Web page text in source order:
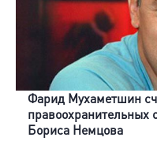
Фарид Мухаметшин
правоохранительных
Бориса Немцова